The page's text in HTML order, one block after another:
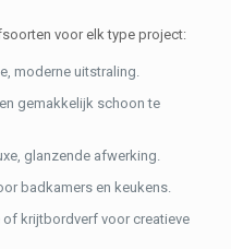
voor elk type project:
moderne uitstraling.
gemakkelijk schoon te
glanzende afwerking.
badkamers en keukens.
krijtbordverf voor creatieve